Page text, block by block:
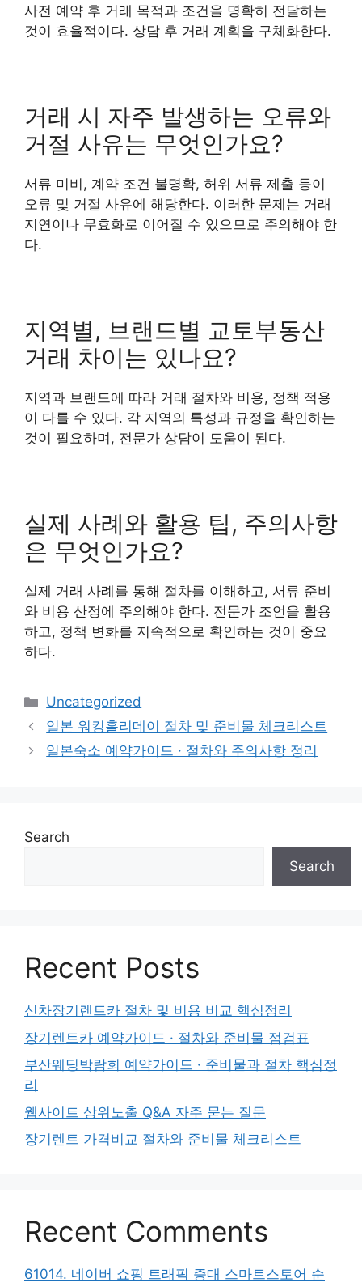
사전 예약 후 거래 목적과 조건을 명확히 전달하는
것이 효율적이다. 상담 후 거래 계획을 구체화한다.
거래 시 자주 발생하는 오류와
거절 사유는 무엇인가요?
서류 미비, 계약 조건 불명확, 허위 서류 제출 등이
오류 및 거절 사유에 해당한다. 이러한 문제는 거래
지연이나 무효화로 이어질 수 있으므로 주의해야 한
다.
지역별, 브랜드별 교토부동산
거래 차이는 있나요?
지역과 브랜드에 따라 거래 절차와 비용, 정책 적용
이 다를 수 있다. 각 지역의 특성과 규정을 확인하는
것이 필요하며, 전문가 상담이 도움이 된다.
실제 사례와 활용 팁, 주의사항
은 무엇인가요?
실제 거래 사례를 통해 절차를 이해하고, 서류 준비
와 비용 산정에 주의해야 한다. 전문가 조언을 활용
하고, 정책 변화를 지속적으로 확인하는 것이 중요
하다.
Categories
Uncategorized
일본 워킹홀리데이 절차 및 준비물 체크리스트
일본숙소 예약가이드 · 절차와 주의사항 정리
Search
Search
Recent Posts
신차장기렌트카 절차 및 비용 비교 핵심정리
장기렌트카 예약가이드 · 절차와 준비물 점검표
부산웨딩박람회 예약가이드 · 준비물과 절차 핵심정
리
웹사이트 상위노출 Q&A 자주 묻는 질문
장기렌트 가격비교 절차와 준비물 체크리스트
Recent Comments
61014. 네이버 쇼핑 트래픽 증대 스마트스토어 순